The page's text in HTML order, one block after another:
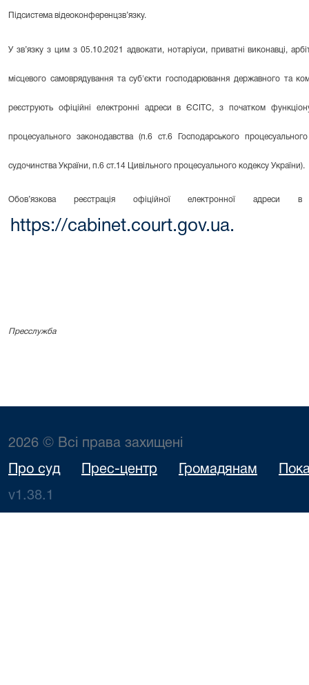
Підсистема відеоконференцзв’язку.
У зв’язку з цим з 05.10.2021 адвокати, нотаріуси, приватні виконавці,
місцевого самоврядування та суб'єкти господарювання державного та
реєструють офіційні електронні адреси в ЄСІТС, з початком
процесуального законодавства (п.6 ст.6 Господарського
судочинства України, п.6 ст.14 Цивільного процесуального кодексу України).
Обов’язкова реєстрація офіційної електронної
https://cabinet.court.gov.ua.
Пресслужба
2026 © Всі права захищені
Про суд Прес-центр Громадянам
v1.38.1